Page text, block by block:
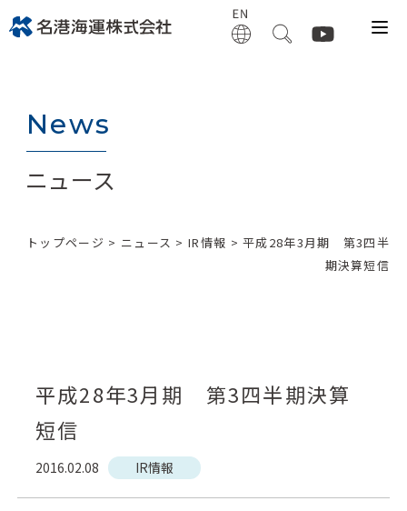
News
ニュース
トップページ > ニュース >IR情報 > 平成28年3月期 第3四半
期決算短信
平成28年3月期 第3四半期決算
短信
2016.02.08 IR情報